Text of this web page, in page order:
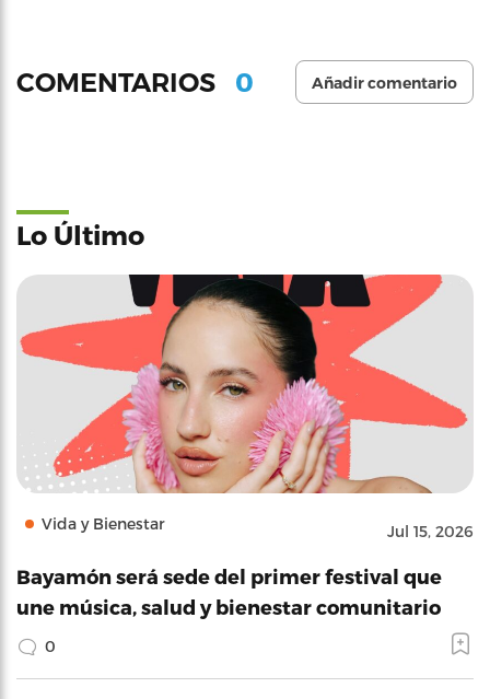
COMENTARIOS 0 Añadir comentario
Lo Último
Vida y Bienestar Jul 15, 2026
Bayamón será sede del primer festival que
une música, salud y bienestar comunitario
0